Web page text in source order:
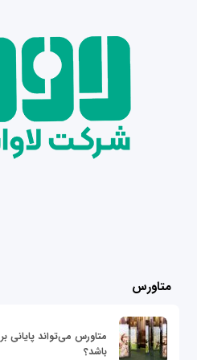
متاورس
متاورس می‌تواند
باشد؟